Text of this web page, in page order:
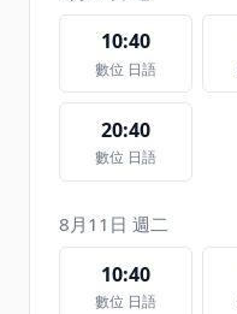
10:40
數位 日語
20:40
數位 日語
8月11日 週二
10:40
數位 日語